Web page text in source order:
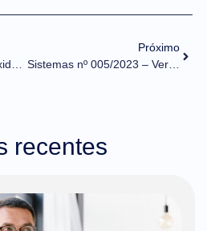
Como superar a complexidade fiscal do comércio exterior brasileiro com o suporte da tecnologia?
Próximo
Sistemas nº 005/2023 – Versão do MVP do CCT Importação em treinamento
recentes